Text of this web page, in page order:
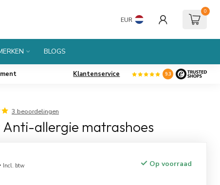
EUR
0
BLOGS
Klantenservice 9.3
3 beoordelingen
Anti-allergie matrashoes
Incl. btw Op voorraad